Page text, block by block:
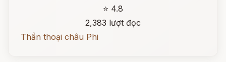
⭐ 4.8
2,383 lượt đọc
Thần thoại châu Phi